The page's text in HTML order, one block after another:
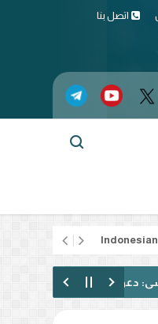
اتصل بنا
Indonesian
بالتكفير! (فيديو)